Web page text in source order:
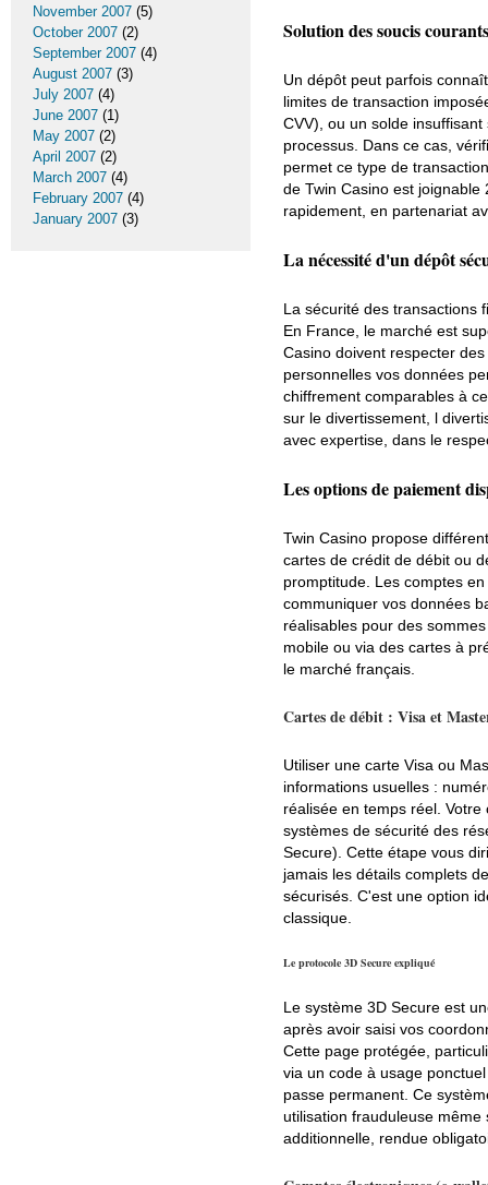
Solution des soucis
Un dépôt peut parfois
limites de transaction
CVV), ou un solde
processus. Dans ce cas,
permet ce type de
de Twin Casino est
rapidement, en partenariat
La nécessité d'un dépôt
La sécurité des transactions
En France, le marché est
Casino doivent respecter
personnelles vos données
chiffrement comparables à
sur le divertissement, l
avec expertise, dans le
Les options de paiement
Twin Casino propose
cartes de crédit de débit ou
promptitude. Les comptes
communiquer vos données
réalisables pour des
mobile ou via des cartes à
le marché français.
Cartes de débit : Visa et
Utiliser une carte Visa ou
informations usuelles :
réalisée en temps réel.
systèmes de sécurité des
Secure). Cette étape vous
jamais les détails complets
sécurisés. C'est une option
classique.
Le protocole 3D Secure expliqué
Le système 3D Secure est
après avoir saisi vos
Cette page protégée,
via un code à usage
passe permanent. Ce
utilisation frauduleuse
additionnelle, rendue
November 2007 (5)
October 2007 (2)
September 2007 (4)
August 2007 (3)
July 2007 (4)
June 2007 (1)
May 2007 (2)
April 2007 (2)
March 2007 (4)
February 2007 (4)
January 2007 (3)